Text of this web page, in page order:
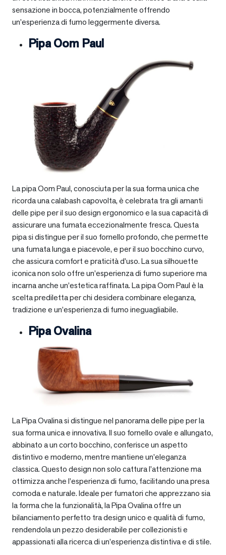
sensazione in bocca, potenzialmente offrendo
un’esperienza di fumo leggermente diversa.
Pipa Oom Paul
La pipa Oom Paul, conosciuta per la sua forma unica che
ricorda una calabash capovolta, è celebrata tra gli amanti
delle pipe per il suo design ergonomico e la sua capacità di
assicurare una fumata eccezionalmente fresca. Questa
pipa si distingue per il suo fornello profondo, che permette
una fumata lunga e piacevole, e per il suo bocchino curvo,
che assicura comfort e praticità d’uso. La sua silhouette
iconica non solo offre un’esperienza di fumo superiore ma
incarna anche un’estetica raffinata. La pipa Oom Paul è la
scelta prediletta per chi desidera combinare eleganza,
tradizione e un’esperienza di fumo ineguagliabile.
Pipa Ovalina
La Pipa Ovalina si distingue nel panorama delle pipe per la
sua forma unica e innovativa. Il suo fornello ovale e allungato,
abbinato a un corto bocchino, conferisce un aspetto
distintivo e moderno, mentre mantiene un’eleganza
classica. Questo design non solo cattura l’attenzione ma
ottimizza anche l’esperienza di fumo, facilitando una presa
comoda e naturale. Ideale per fumatori che apprezzano sia
la forma che la funzionalità, la Pipa Ovalina offre un
bilanciamento perfetto tra design unico e qualità di fumo,
rendendola un pezzo desiderabile per collezionisti e
appassionati alla ricerca di un’esperienza distintiva e di stile.